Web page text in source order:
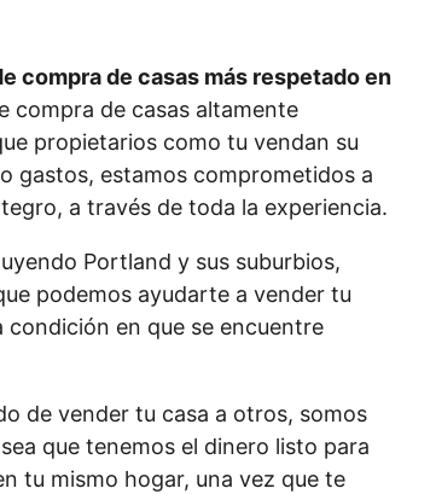
compra de casas más respetado en
compra de casas altamente
propietarios como tu vendan su
gastos, estamos comprometidos a
a través de toda la experiencia.
Portland y sus suburbios,
podemos ayudarte a vender tu
condición en que se encuentre
de vender tu casa a otros, somos
que tenemos el dinero listo para
tu mismo hogar, una vez que te